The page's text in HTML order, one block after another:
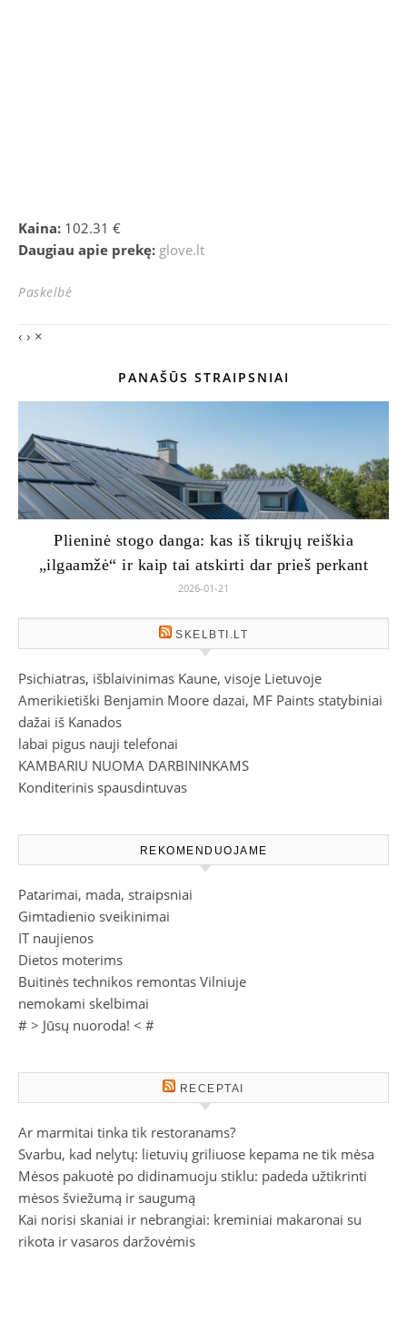
Kaina: 102.31 €
Daugiau apie prekę: glove.lt
Paskelbė
‹ › ×
PANAŠŪS STRAIPSNIAI
Plieninė stogo danga: kas iš tikrųjų reiškia
„ilgaamžė“ ir kaip tai atskirti dar prieš perkant
2026-01-21
SKELBTI.LT
Psichiatras, išblaivinimas Kaune, visoje Lietuvoje
Amerikietiški Benjamin Moore dazai, MF Paints statybiniai
dažai iš Kanados
labai pigus nauji telefonai
KAMBARIU NUOMA DARBININKAMS
Konditerinis spausdintuvas
REKOMENDUOJAME
Patarimai, mada, straipsniai
Gimtadienio sveikinimai
IT naujienos
Dietos moterims
Buitinės technikos remontas Vilniuje
nemokami skelbimai
# > Jūsų nuoroda! < #
RECEPTAI
Ar marmitai tinka tik restoranams?
Svarbu, kad nelytų: lietuvių griliuose kepama ne tik mėsa
Mėsos pakuotė po didinamuoju stiklu: padeda užtikrinti
mėsos šviežumą ir saugumą
Kai norisi skaniai ir nebrangiai: kreminiai makaronai su
rikota ir vasaros daržovėmis